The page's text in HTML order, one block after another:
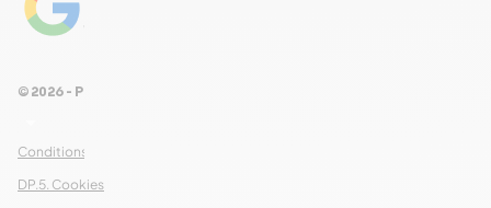
Conditions Générales de Ventes
DP.5. Cookies
© 2026 - Pour Les Gourmets